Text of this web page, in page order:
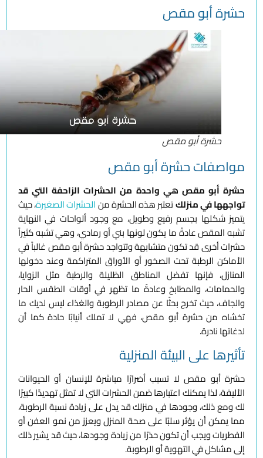
حشرة أبو مقص
حشرة أبو مقص
مواصفات حشرة أبو مقص
حشرة أبو مقص هي واحدة من الحشرات الزاحفة التي قد
تواجهها في منزلكتعتبر هذه الحشرة منالحشرات الصغيرة، حيث
يتميز شكلها بجسم رفيع وطويل، مع وجود ألواحات في النهاية
تشبه المقص عادةً ما يكون لونها بني أو رمادي، وهي تشبه كثيراً
حشرات أخرى قد تكون متشابهة وتتواجد حشرة أبو مقص غالباً في
الأماكن الرطبة تحت الصخور أو الأوراق المتراكمة وعند دخولها
المنازل، فإنها تفضل المناطق الظليلة والرطبة مثل الزوايا،
والحمامات، والمطابخ وعادةً ما تظهر في أوقات الطقس الحار
والجاف، حيث تخرج بحثًا عن مصادر الرطوبة والغذاء ليس لديك ما
تخشاه من حشرة أبو مقص، فهي لا تملك أنيابًا حادة كما أن
لدغاتها نادرة.
تأثيرها على البيئة المنزلية
حشرة أبو مقص لا تسبب أضرارًا مباشرة للإنسان أو الحيوانات
الأليفة، لذا يمكنك اعتبارها ضمن الحشرات التي لا تمثل تهديدًا كبيرًا
لك ومع ذلك، وجودها في منزلك قد يدل على زيادة نسبة الرطوبة،
مما يمكن أن يؤثر سلبًا على صحة المنزل ويعزز من نمو العفن أو
الفطريات ويجب أن تكون حذرًا من زيادة وجودها، حيث قد يشير ذلك
إلى مشاكل في التهوية أو الرطوبة.